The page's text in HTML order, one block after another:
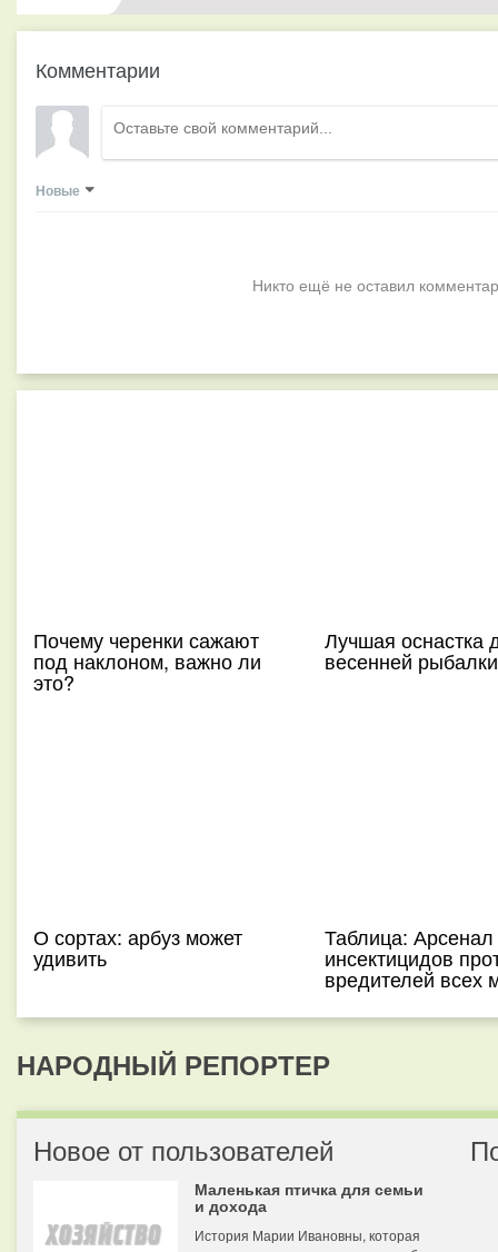
Комментарии
Новые
Никто ещё не оставил
Почему черенки сажают
под наклоном, важно ли
это?
Лучшая оснастка
весенней рыбалки
О сортах: арбуз может
удивить
Таблица: Арсенал
инсектицидов
вредителей всех
НАРОДНЫЙ РЕПОРТЕР
Новое от пользователей
Маленькая птичка для семьи
и дохода
История Марии Ивановны, которая